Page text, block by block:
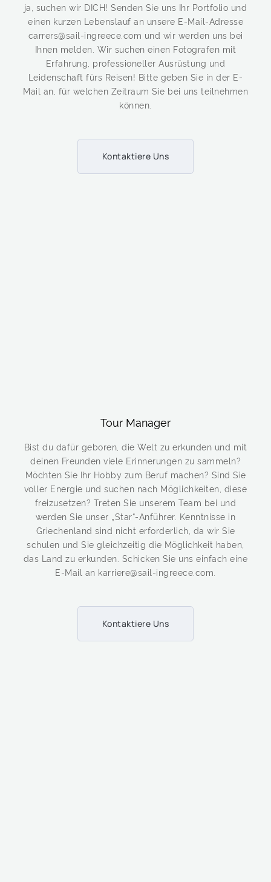
ja, suchen wir DICH! Senden Sie uns Ihr Portfolio und
einen kurzen Lebenslauf an unsere E-Mail-Adresse
carrers@sail-ingreece.com und wir werden uns bei
Ihnen melden. Wir suchen einen Fotografen mit
Erfahrung, professioneller Ausrüstung und
Leidenschaft fürs Reisen! Bitte geben Sie in der E-
Mail an, für welchen Zeitraum Sie bei uns teilnehmen
können.
Kontaktiere Uns
Tour Manager
Bist du dafür geboren, die Welt zu erkunden und mit
deinen Freunden viele Erinnerungen zu sammeln?
Möchten Sie Ihr Hobby zum Beruf machen? Sind Sie
voller Energie und suchen nach Möglichkeiten, diese
freizusetzen? Treten Sie unserem Team bei und
werden Sie unser „Star“-Anführer. Kenntnisse in
Griechenland sind nicht erforderlich, da wir Sie
schulen und Sie gleichzeitig die Möglichkeit haben,
das Land zu erkunden. Schicken Sie uns einfach eine
E-Mail an karriere@sail-ingreece.com.
Kontaktiere Uns